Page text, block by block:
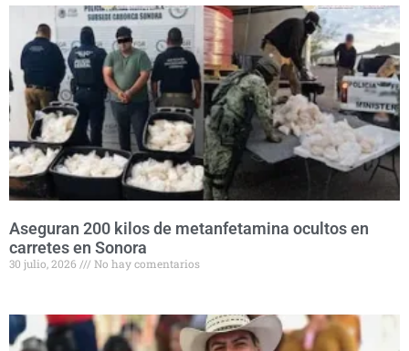
Aseguran 200 kilos de metanfetamina ocultos en
carretes en Sonora
30 julio, 2026 No hay comentarios